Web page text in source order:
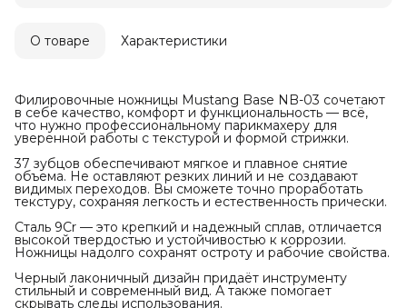
О товаре Характеристики
Филировочные ножницы Mustang Base NB-03 сочетают
в себе качество, комфорт и функциональность — всё,
что нужно профессиональному парикмахеру для
уверенной работы с текстурой и формой стрижки.
37 зубцов обеспечивают мягкое и плавное снятие
объема. Не оставляют резких линий и не создавают
видимых переходов. Вы сможете точно проработать
текстуру, сохраняя легкость и естественность прически.
Сталь 9Cr — это крепкий и надежный сплав, отличается
высокой твердостью и устойчивостью к коррозии.
Ножницы надолго сохранят остроту и рабочие свойства.
Черный лаконичный дизайн придаёт инструменту
стильный и современный вид. А также помогает
скрывать следы использования.